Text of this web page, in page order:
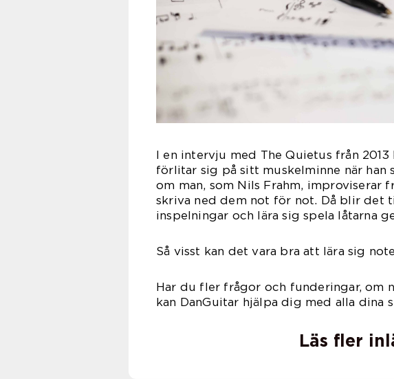
I en intervju med The Quietus från
förlitar sig på sitt muskelminne när han
om man, som Nils Frahm, improviserar
skriva ned dem not för not. Då blir det
inspelningar och lära sig spela låtarna
Så visst kan det vara bra att lära sig
Har du fler frågor och funderingar, om
kan DanGuitar hjälpa dig med alla dina
Läs fler